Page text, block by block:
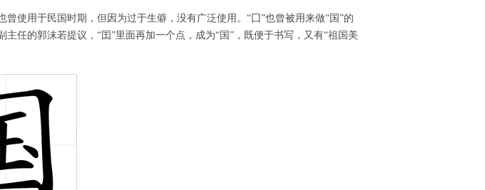
使用于民国时期，但因为过于生僻，没有广泛使用。“囗”也曾被用来做“国”的
任的郭沫若提议，“囯”里面再加一个点，成为“国”，既便于书写，又有“祖国美